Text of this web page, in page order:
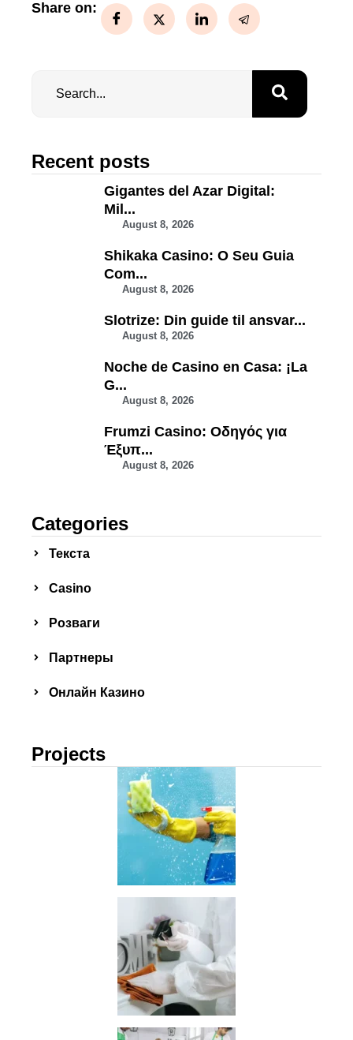
Share on:
Recent posts
Gigantes del Azar Digital:
Mil...
August 8, 2026
Shikaka Casino: O Seu Guia
Com...
August 8, 2026
Slotrize: Din guide til ansvar...
August 8, 2026
Noche de Casino en Casa: ¡La
G...
August 8, 2026
Frumzi Casino: Οδηγός για
Έξυπ...
August 8, 2026
Categories
Текста
Сasino
Розваги
Партнеры
Онлайн Казино
Projects